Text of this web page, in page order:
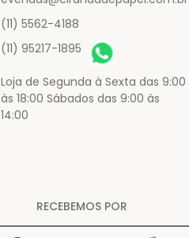
(11) 5562-4188
(11) 95217-1895
Loja de Segunda à Sexta das 9:00
às 18:00 Sábados das 9:00 às
14:00
RECEBEMOS POR